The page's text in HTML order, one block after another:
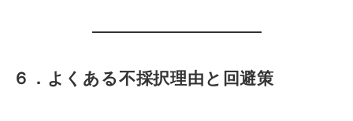
６．よくある不採択理由と回避策